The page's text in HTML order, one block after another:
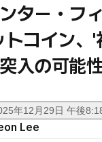
ター・フ
トコイン、
入の可能
年12月29日 午後
Lee